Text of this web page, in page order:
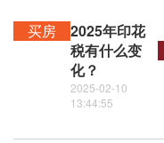
买房
2025年印花
税有什么变
化？
2025-02-10
13:44:55